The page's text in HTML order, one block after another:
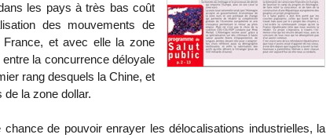
les pays à très bas coût
des mouvements de
et avec elle la zone
la concurrence déloyale
rang desquels la Chine, et
la zone dollar.
de pouvoir enrayer les délocalisations industrielles, la